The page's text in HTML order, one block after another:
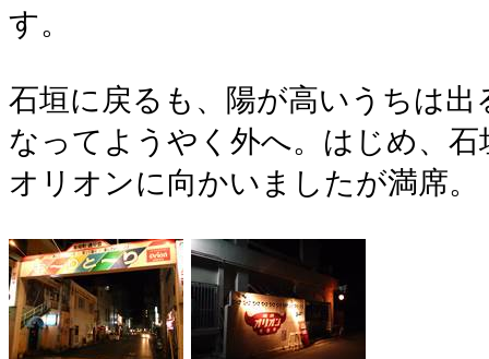
す。
石垣に戻るも、陽が高いうちは出
なってようやく外へ。はじめ、
オリオンに向かいましたが満席。